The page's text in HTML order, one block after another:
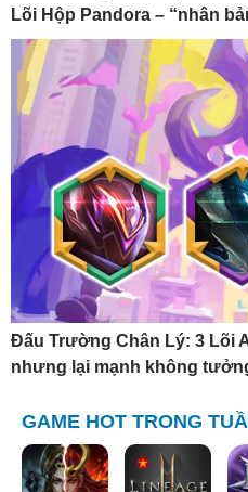
Lõi Hộp Pandora – “nhân
Đấu Trường Chân Lý: 3 Lõi
nhưng lại mạnh không
GAME HOT TRONG